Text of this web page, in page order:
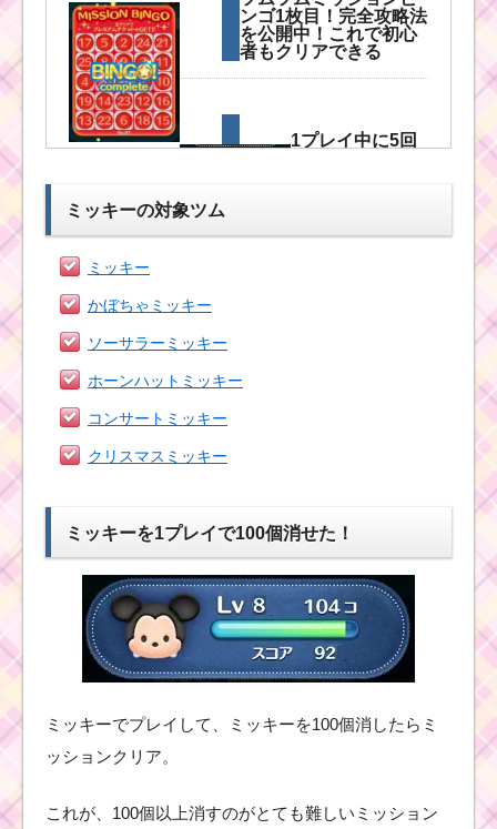
ンゴ1枚目！完全攻略法
を公開中！これで初心
者もクリアできる
1プレイ中に5回
1プレイで16チェーン
をクリアする
スキルを1プレイで4回
使うをクリアした方法
ツムツムを始めたけど
ミッキーの対象ツム
ミッキー
かぼちゃミッキー
ソーサラーミッキー
ホーンハットミッキー
コンサートミッキー
クリスマスミッキー
ミッキーを1プレイで100個消せた！
ミッキーでプレイして、ミッキーを100個消したらミ
ッションクリア。
これが、100個以上消すのがとても難しいミッション